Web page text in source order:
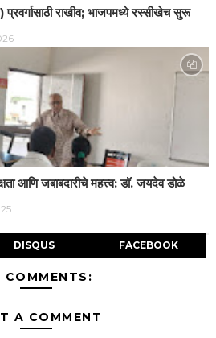
राखीव; भाजपमध्ये रस्सीखेच सुरू
आणि जबाबदारीचे महत्त्व: डॉ. जयदेव डोळे
DISQUS FACEBOOK
COMMENTS:
A COMMENT